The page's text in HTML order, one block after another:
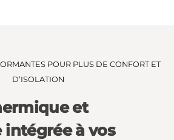
POUR PLUS DE CONFORT ET
D’ISOLATION
et
à vos